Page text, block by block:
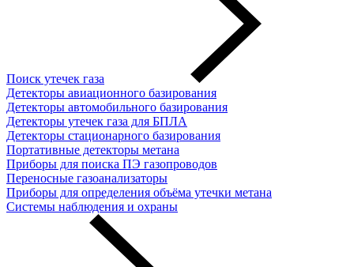
Поиск утечек газа
Детекторы авиационного базирования
Детекторы автомобильного базирования
Детекторы утечек газа для БПЛА
Детекторы стационарного базирования
Портативные детекторы метана
Приборы для поиска ПЭ газопроводов
Переносные газоанализаторы
Приборы для определения объёма утечки метана
Системы наблюдения и охраны